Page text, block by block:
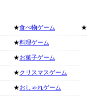
★食べ物ゲーム
★料理ゲーム
★お菓子ゲーム
★クリスマスゲーム
★おしゃれゲーム
★